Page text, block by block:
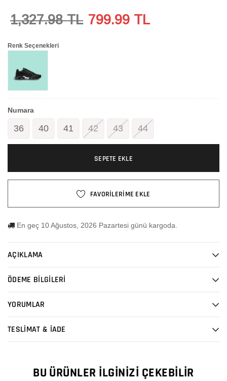
1,327.98 TL 799.99 TL
Renk Seçenekleri
Numara
36 40 41 42 43 44
SEPETE EKLE
FAVORİLERİME EKLE
En geç 10 Ağustos, 2026 Pazartesi günü kargoda.
AÇIKLAMA
ÖDEME BİLGİLERİ
YORUMLAR
TESLİMAT & İADE
BU ÜRÜNLER İLGINIZI ÇEKEBILIR